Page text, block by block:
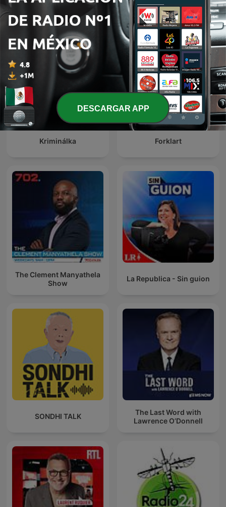
24 Oras Podcast Global News Podcast
Kriminálka Forklart
The Clement Manyathela
Show
La Republica - Sin guion
SONDHI TALK
The Last Word with
Lawrence O’Donnell
DESCARGAR APP